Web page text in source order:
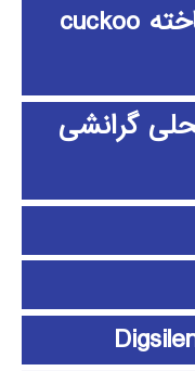
الگوریتم جستجوی فاخته cuckoo
گرانشی